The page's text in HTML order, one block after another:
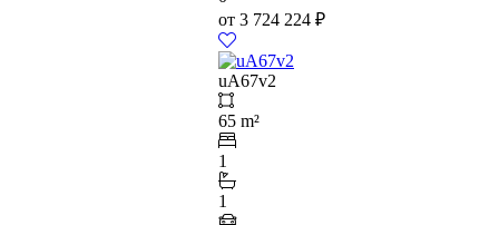
от 3 724 224 ₽
uA67v2
65 m²
1
1